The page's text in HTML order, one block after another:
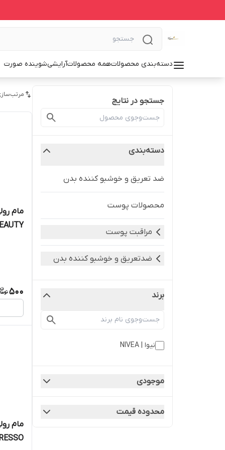
دسته‌بندی محصولاتهمه محصولاتآرایشیشوینده صورت
جستجو در نتایج
دسته‌بندی
ضد تعریق و خوشبو کننده بدن
محصولات پوست
مراقبت پوست
ضدتعریق و خوشبو کننده بدن
برند
نیوا | NIVEA
موجودی
محدوده قیمت
500